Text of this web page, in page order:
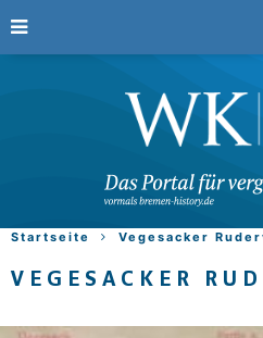
Startseite Vegesacker
VEGESACKER